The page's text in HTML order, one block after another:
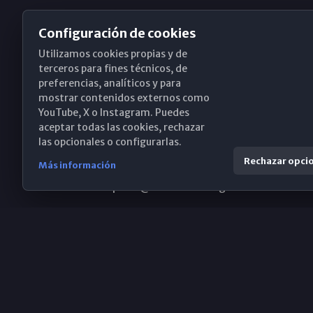
Obispado de Málaga
Santa María, 18-20. 29015 Málaga
(+34) 952 224 386
Configuración de cookies
Utilizamos cookies propias y de
terceros para fines técnicos, de
preferencias, analíticos y para
mostrar contenidos externos como
YouTube, X o Instagram. Puedes
aceptar todas las cookies, rechazar
las opcionales o configurarlas.
Más información Rechazar